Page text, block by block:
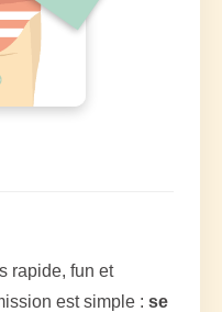
rapide, fun et
est simple : se